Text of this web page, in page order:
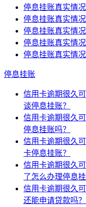
停息挂账真实情
停息挂账真实情
停息挂账真实情
停息挂账真实情
停息挂账真实情
停息挂账
信用卡逾期很久
谈停息挂账？
信用卡逾期很久
停息挂账吗？
信用卡逾期很久
卡停息挂账？
信用卡逾期很久
了怎么办理停息
信用卡逾期很久
还能申请贷款吗？